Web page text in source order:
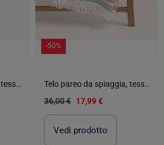
Telo pareo da spiaggia, tessuto in rilievo, fouta - Gamusi.
-50%
Telo pareo da spiaggia, tessuto in rilievo, fouta - Gamusi.
36,00 € 17,99 €
Vedi prodotto